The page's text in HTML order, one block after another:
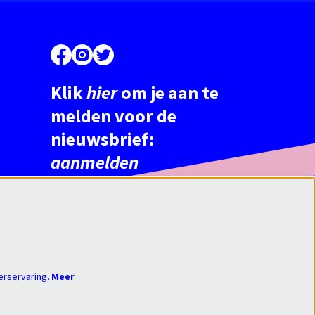
Klikhierom je aan te
melden voor de
nieuwsbrief:
aanmelden
Meer